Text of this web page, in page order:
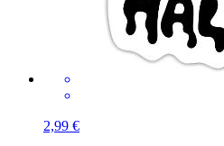
2,99 €